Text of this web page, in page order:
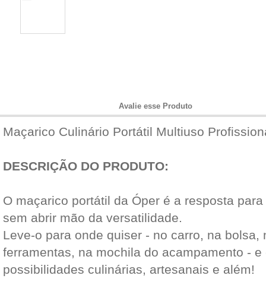
Avalie esse Produto
Maçarico Culinário Portátil Multiuso
DESCRIÇÃO DO PRODUTO:
O maçarico portátil da Óper é a resposta
sem abrir mão da versatilidade.
Leve-o para onde quiser - no carro, na bolsa,
ferramentas, na mochila do acampamento -
possibilidades culinárias, artesanais e além!